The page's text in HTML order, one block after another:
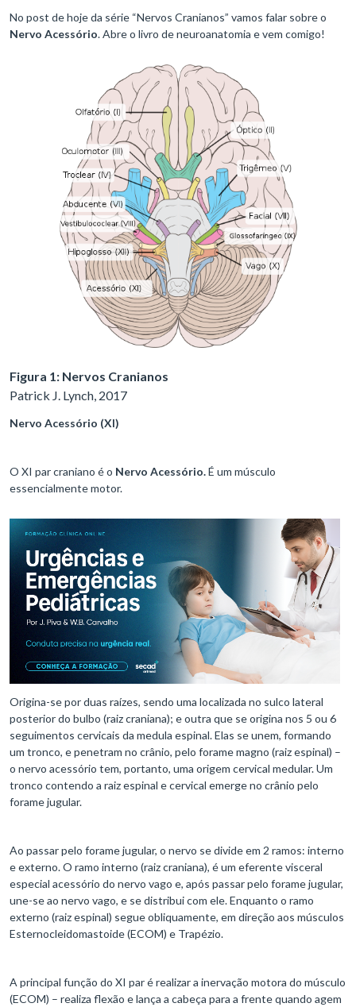
No post de hoje da série “Nervos Cranianos” vamos falar sobre o
Nervo Acessório. Abre o livro de neuroanatomia e vem comigo!
Figura 1: Nervos Cranianos
Patrick J. Lynch, 2017
Nervo Acessório (XI)
O XI par craniano é o Nervo Acessório.É um músculo
essencialmente motor.
Origina-se por duas raízes, sendo uma localizada no sulco lateral
posterior do bulbo (raiz craniana); e outra que se origina nos 5 ou 6
seguimentos cervicais da medula espinal. Elas se unem, formando
um tronco, e penetram no crânio, pelo forame magno (raiz espinal) –
o nervo acessório tem, portanto, uma origem cervical medular. Um
tronco contendo a raiz espinal e cervical emerge no crânio pelo
forame jugular.
Ao passar pelo forame jugular, o nervo se divide em 2 ramos: interno
e externo. O ramo interno (raiz craniana), é um eferente visceral
especial acessório do nervo vago e, após passar pelo forame jugular,
une-se ao nervo vago, e se distribui com ele. Enquanto o ramo
externo (raiz espinal) segue obliquamente, em direção aos músculos
Esternocleidomastoide (ECOM) e Trapézio.
A principal função do XI par é realizar a inervação motora do músculo
(ECOM) – realiza flexão e lança a cabeça para a frente quando agem